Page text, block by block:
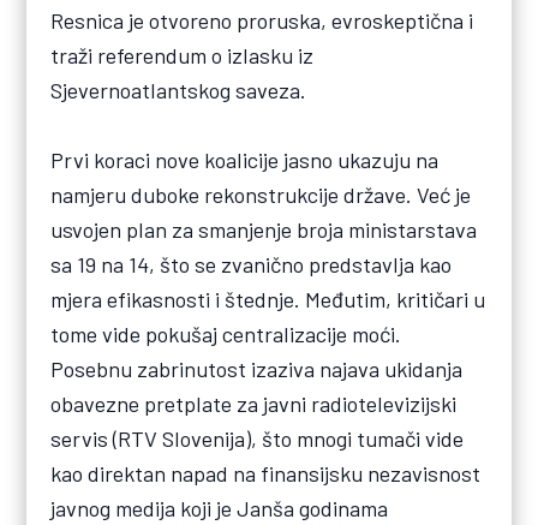
Resnica je otvoreno proruska, evroskeptična i
traži referendum o izlasku iz
Sjevernoatlantskog saveza.
Prvi koraci nove koalicije jasno ukazuju na
namjeru duboke rekonstrukcije države. Već je
usvojen plan za smanjenje broja ministarstava
sa 19 na 14, što se zvanično predstavlja kao
mjera efikasnosti i štednje. Međutim, kritičari u
tome vide pokušaj centralizacije moći.
Posebnu zabrinutost izaziva najava ukidanja
obavezne pretplate za javni radiotelevizijski
servis (RTV Slovenija), što mnogi tumači vide
kao direktan napad na finansijsku nezavisnost
javnog medija koji je Janša godinama